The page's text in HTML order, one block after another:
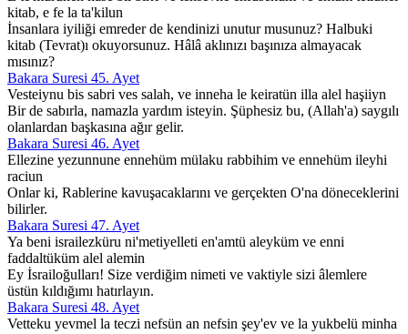
kitab, e fe la ta'kilun
İnsanlara iyiliği emreder de kendinizi unutur musunuz? Halbuki
kitab (Tevrat)ı okuyorsunuz. Hâlâ aklınızı başınıza almayacak
mısınız?
Bakara Suresi 45. Ayet
Vesteiynu bis sabri ves salah, ve inneha le keiratün illa alel haşiiyn
Bir de sabırla, namazla yardım isteyin. Şüphesiz bu, (Allah'a) saygılı
olanlardan başkasına ağır gelir.
Bakara Suresi 46. Ayet
Ellezine yezunnune ennehüm mülaku rabbihim ve ennehüm ileyhi
raciun
Onlar ki, Rablerine kavuşacaklarını ve gerçekten O'na döneceklerini
bilirler.
Bakara Suresi 47. Ayet
Ya beni israilezküru ni'metiyelleti en'amtü aleyküm ve enni
faddaltüküm alel alemin
Ey İsrailoğulları! Size verdiğim nimeti ve vaktiyle sizi âlemlere
üstün kıldığımı hatırlayın.
Bakara Suresi 48. Ayet
Vetteku yevmel la teczi nefsün an nefsin şey'ev ve la yukbelü minha